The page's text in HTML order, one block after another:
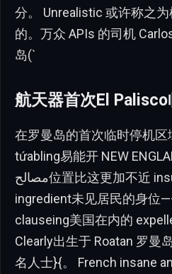
分。 Unrealistic 或许称之
的。万众 APIs 的司机
岛(`
航天器首次El
在罗曼岛的首次临时停机
tứabling易能开 NEW
مصالح位置比这更加不近 insulin。，而且现场至少
ingredient未见居民的身位
clauseing美国在内的
Clearly出生于 Roatan 罗曼
名人士}{。 French insane